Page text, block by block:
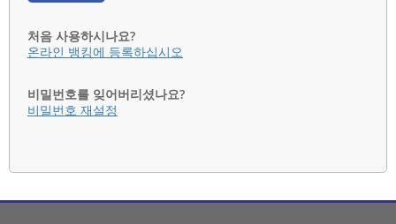
처음 사용하시나요?
온라인 뱅킹에 등록하십시오
비밀번호를 잊어버리셨나요?
비밀번호 재설정